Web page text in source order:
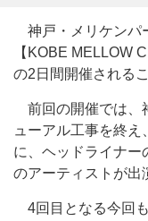
神戸・メリケンパ
【KOBE MELLOW
の2日間開催される
前回の開催では、
ューアル工事を終
に、ヘッドライナー
のアーティストが出
4回目となる今回